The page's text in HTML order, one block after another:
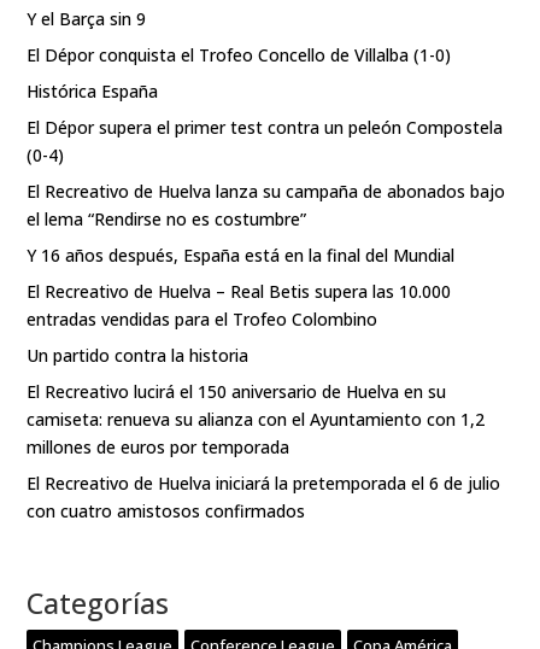
Y el Barça sin 9
El Dépor conquista el Trofeo Concello de Villalba (1-0)
Histórica España
El Dépor supera el primer test contra un peleón Compostela
(0-4)
El Recreativo de Huelva lanza su campaña de abonados bajo
el lema “Rendirse no es costumbre”
Y 16 años después, España está en la final del Mundial
El Recreativo de Huelva – Real Betis supera las 10.000
entradas vendidas para el Trofeo Colombino
Un partido contra la historia
El Recreativo lucirá el 150 aniversario de Huelva en su
camiseta: renueva su alianza con el Ayuntamiento con 1,2
millones de euros por temporada
El Recreativo de Huelva iniciará la pretemporada el 6 de julio
con cuatro amistosos confirmados
Categorías